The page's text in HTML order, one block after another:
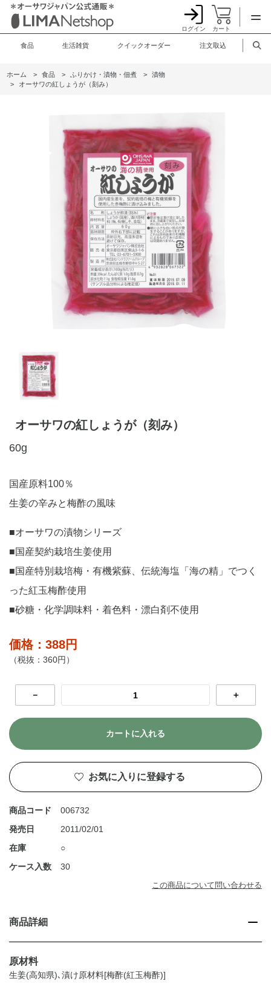
ログイン カート
食品 生活雑貨 クイックオーダー 注文取込
ホーム > 食品 > ふりかけ・漬物・佃煮 >
漬物
>
オーサワの紅しょうが（刻み）
オーサワの紅しょうが（刻み）
60g
国産原料100％
生姜の辛みと梅酢の風味
■オーサワの漬物シリーズ
■国産契約栽培生姜使用
■国産特別栽培梅・有機紫蘇、伝統海塩「海の精」でつく
った紅玉梅酢使用
■砂糖・化学調味料・着色料・漂白剤不使用
価格：388円
（税抜：360円）
－ ＋
カートに入れる
お気に入りに登録する
商品コード
006732
発売日
2011/02/01
在庫
○
ケース入数
30
この商品について問い合わせる
商品詳細
原材料
生姜(高知県)､漬け原材料[梅酢(紅玉梅酢)]